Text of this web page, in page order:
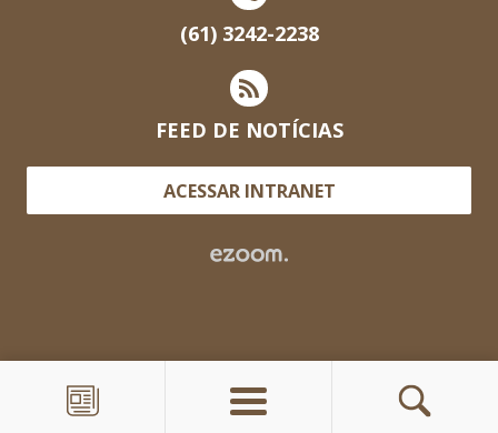
(61) 3242-2238
FEED DE NOTÍCIAS
ACESSAR INTRANET